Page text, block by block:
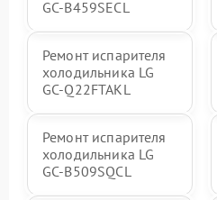
GC-B459SECL
Ремонт испарителя
холодильника LG
GC-Q22FTAKL
Ремонт испарителя
холодильника LG
GC-B509SQCL